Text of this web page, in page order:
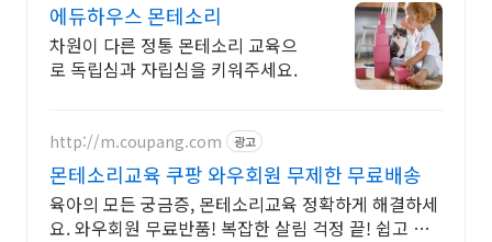
에듀하우스 몬테소리
차원이 다른 정통 몬테소리 교육으
로 독립심과 자립심을 키워주세요.
http://m.coupang.com 광고
몬테소리교육 쿠팡 와우회원 무제한 무료배송
육아의 모든 궁금증, 몬테소리교육 정확하게 해결하세
요. 와우회원 무료반품! 복잡한 살림 걱정 끝! 쉽고 따